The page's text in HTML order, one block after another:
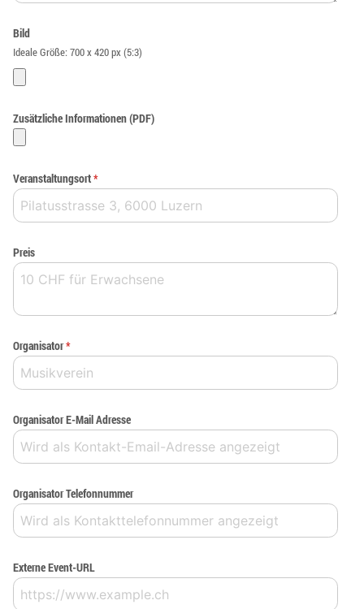
Bild
Ideale Größe: 700 x 420 px (5:3)
Zusätzliche Informationen (PDF)
Veranstaltungsort*
Preis
Organisator*
Organisator E-Mail Adresse
Organisator Telefonnummer
Externe Event-URL